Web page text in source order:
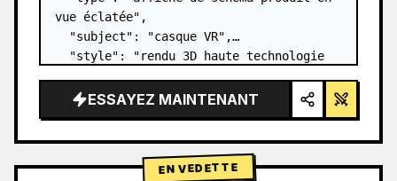
vue éclatée",
  "subject": "casque VR",
  "style": "rendu 3D haute technologie
lumineux",
  "background": "{argument
default=\"dégradé doux de violet et de
ble…
ESSAYEZ MAINTENANT
EN VEDETTE